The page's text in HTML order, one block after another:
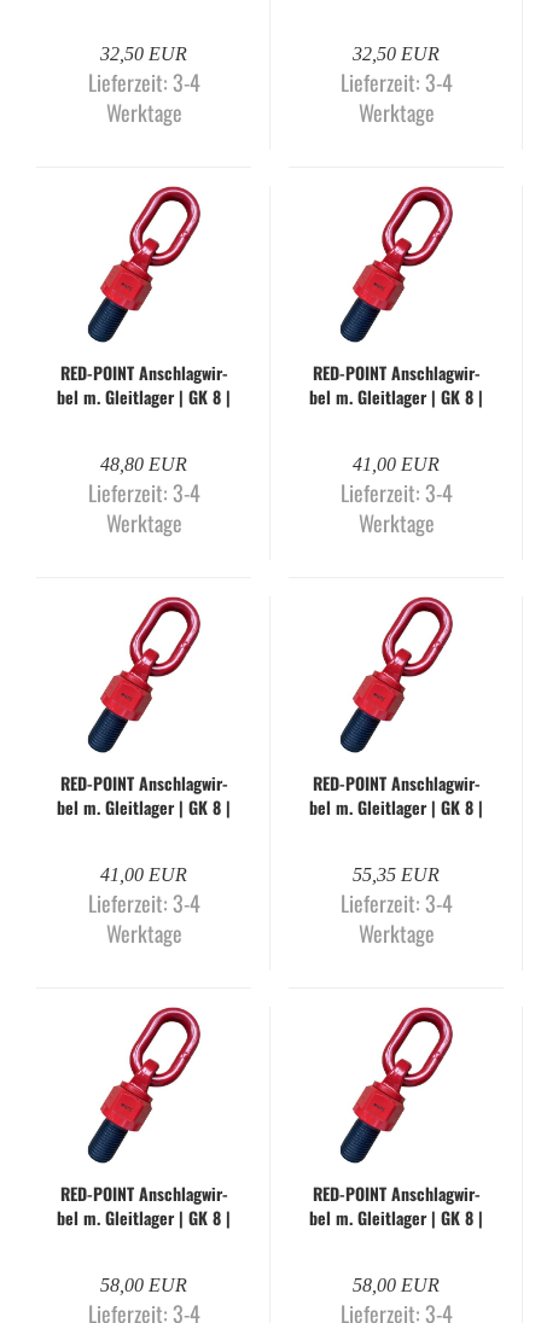
32,50 EUR
Lieferzeit:3-4
Werktage
32,50 EUR
Lieferzeit:3-4
Werktage
RED-​POINT An­schlag­wir­
bel m. Gleit­la­ger | GK 8 |
48,80 EUR
Lieferzeit:3-4
Werktage
RED-​POINT An­schlag­wir­
bel m. Gleit­la­ger | GK 8 |
41,00 EUR
Lieferzeit:3-4
Werktage
RED-​POINT An­schlag­wir­
bel m. Gleit­la­ger | GK 8 |
41,00 EUR
Lieferzeit:3-4
Werktage
RED-​POINT An­schlag­wir­
bel m. Gleit­la­ger | GK 8 |
55,35 EUR
Lieferzeit:3-4
Werktage
RED-​POINT An­schlag­wir­
bel m. Gleit­la­ger | GK 8 |
58,00 EUR
Lieferzeit:3-4
RED-​POINT An­schlag­wir­
bel m. Gleit­la­ger | GK 8 |
58,00 EUR
Lieferzeit:3-4